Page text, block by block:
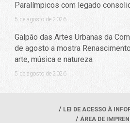
Paralímpicos com legado
5 de agosto de 2026
Galpão das Artes Urbanas da
de agosto a mostra
arte, música e natureza
5 de agosto de 2026
LEI DE ACESSO À
ÁREA DE